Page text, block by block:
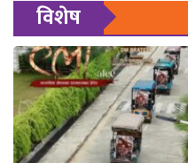
विशेष